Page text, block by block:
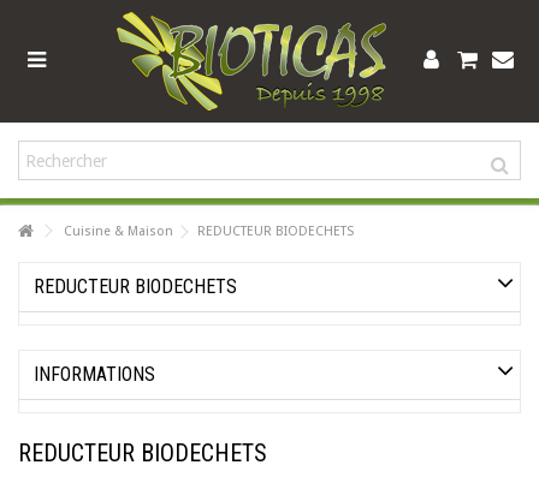
Cuisine & Maison REDUCTEUR BIODECHETS
REDUCTEUR BIODECHETS
INFORMATIONS
REDUCTEUR BIODECHETS